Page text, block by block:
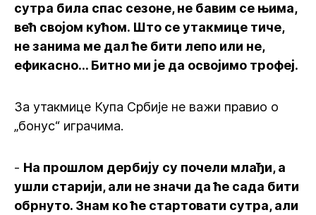
сутра била спас сезоне, не бавим се њима,
већ својом кућом. Што се утакмице тиче,
не занима ме дал ће бити лепо или не,
ефикасно... Битно ми је да освојимо трофеј.
За утакмице Купа Србије не важи правио о
„бонус“ играчима.
- На прошлом дербију су почели млађи, а
ушли старији, али не значи да ће сада бити
обрнуто. Знам ко ће стартовати сутра, али